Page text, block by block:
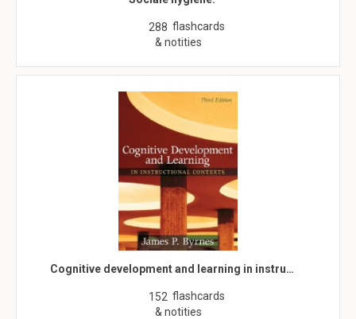
288 flashcards
& notities
Cognitive development and learning in instru…
152 flashcards
& notities